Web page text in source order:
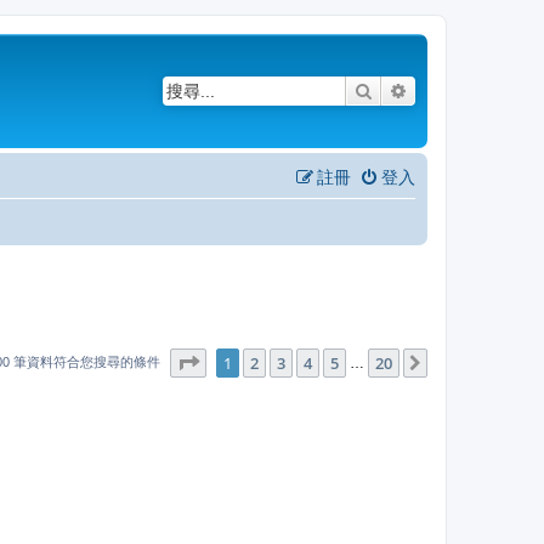
搜尋
登入
註冊
筆資料符合您搜尋的條件 1 頁 (共 20頁)
1 2 3 4 5 20